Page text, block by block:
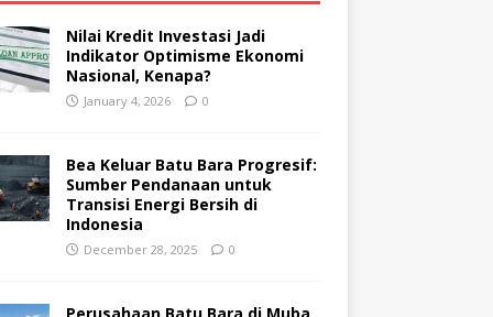
Nilai Kredit Investasi Jadi
Indikator Optimisme Ekonomi
Nasional, Kenapa?
January 4, 2026 0
Bea Keluar Batu Bara Progresif:
Sumber Pendanaan untuk
Transisi Energi Bersih di
Indonesia
December 28, 2025 0
Perusahaan Batu Bara di Muba